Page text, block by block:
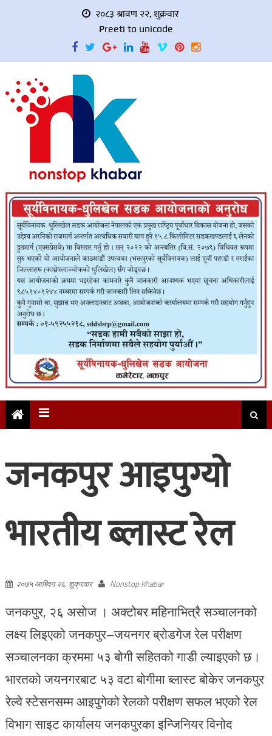
२०८३ श्रावण २२, शुक्रवार
Preeti to unicode
जनकपुर आइपुग्यो
भारतीय ब्लास्ट रेल
२०७५ आश्विन २६, शुक्रवार Nonstop Khabar
जनकपुर, २६ असाेज । अक्टोबर महिनाभित्रै सञ्चालनको
लक्ष्य लिइएको जनकपुर–जयनगर ब्रोडगेज रेल परीक्षण
सञ्चालनका क्रममा ५३ बोगी सहितको गाडी ल्याइएको छ।
भारतको जयनगरबाट ५३ वटा बोगीमा ब्लास्ट बोकेर जनकपुर
रेल्वे स्टेसनसम्म आइपुगेको रेलको परीक्षण सफल भएको रेल
विभाग साइट कार्यालय जनकपुरका इन्जिनियर विनोद